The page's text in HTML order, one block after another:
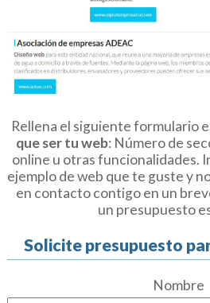
Rellena el siguiente formulario e
que ser tu web: Número de
online u otras funcionalidades.
ejemplo de web que te guste y
en contacto contigo en un
un presupuesto
Solicite presupuesto
Nombre